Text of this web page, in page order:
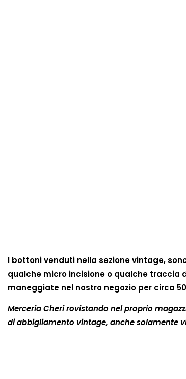
I bottoni venduti nella sezione vintage,
qualche micro incisione o qualche
maneggiate nel nostro negozio per circa
Merceria Cheri rovistando nel proprio
di abbigliamento vintage, anche solamente